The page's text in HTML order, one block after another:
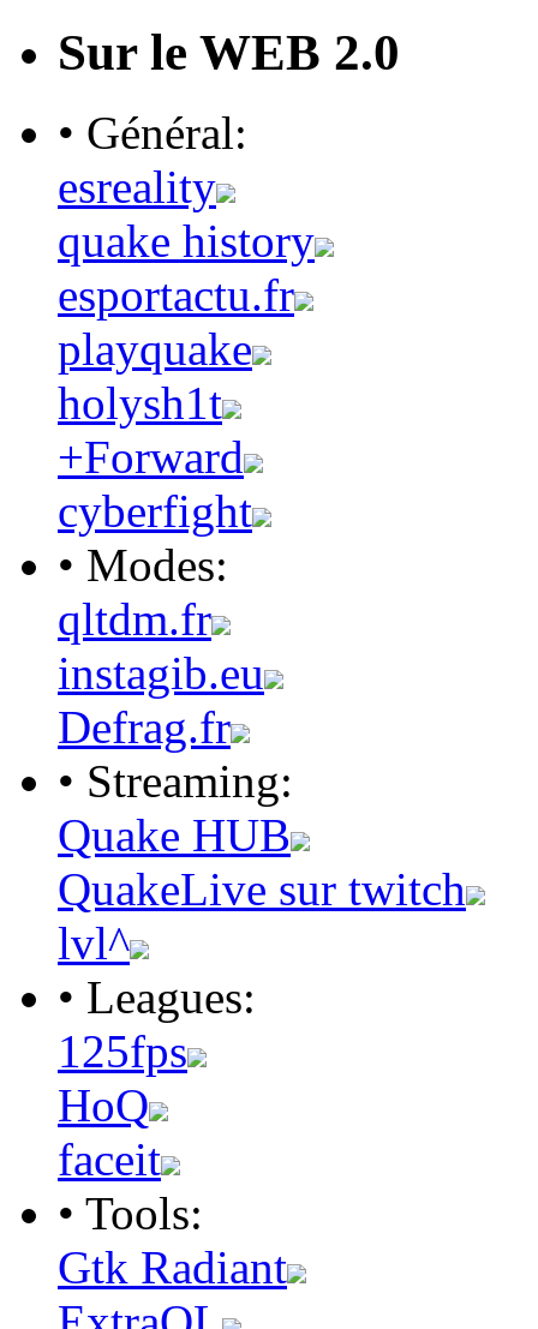
Sur le WEB 2.0
• Général:
esreality
quake history
esportactu.fr
playquake
holysh1t
+Forward
cyberfight
• Modes:
qltdm.fr
instagib.eu
Defrag.fr
• Streaming:
Quake HUB
QuakeLive sur twitch
lvl^
• Leagues:
125fps
HoQ
faceit
• Tools:
Gtk Radiant